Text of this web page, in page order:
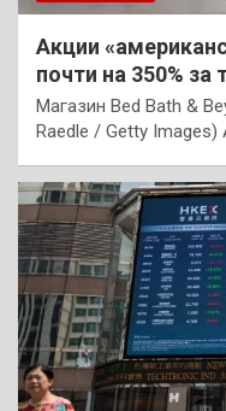
Акции
почти на 350% за
Магазин Bed Bath &
Raedle / Getty